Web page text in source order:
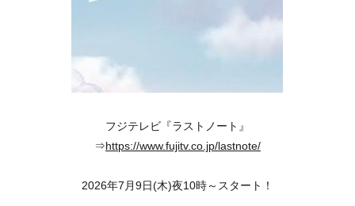
フジテレビ『ラストノート』
⇒https://www.fujitv.co.jp/lastnote/
2026年7月9日(木)夜10時～スタート！